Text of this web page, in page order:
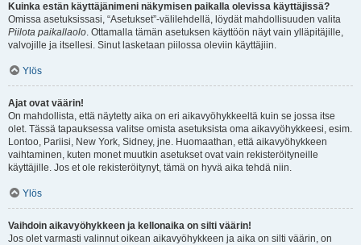
Kuinka estän käyttäjänimeni näkymisen paikalla olevissa käyttäjissä?
Omissa asetuksissasi, “Asetukset”-välilehdellä, löydät mahdollisuuden valita
Piilota paikallaolo. Ottamalla tämän asetuksen käyttöön näyt vain ylläpitäjille,
valvojille ja itsellesi. Sinut lasketaan piilossa oleviin käyttäjiin.
Ylös
Ajat ovat väärin!
On mahdollista, että näytetty aika on eri aikavyöhykkeeltä kuin se jossa itse
olet. Tässä tapauksessa valitse omista asetuksista oma aikavyöhykkeesi, esim.
Lontoo, Pariisi, New York, Sidney, jne. Huomaathan, että aikavyöhykkeen
vaihtaminen, kuten monet muutkin asetukset ovat vain rekisteröityneille
käyttäjille. Jos et ole rekisteröitynyt, tämä on hyvä aika tehdä niin.
Ylös
Vaihdoin aikavyöhykkeen ja kellonaika on silti väärin!
Jos olet varmasti valinnut oikean aikavyöhykkeen ja aika on silti väärin, on